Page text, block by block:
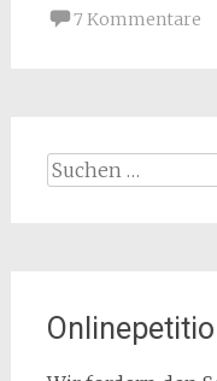
7 Kommentare
Suchen
nach: